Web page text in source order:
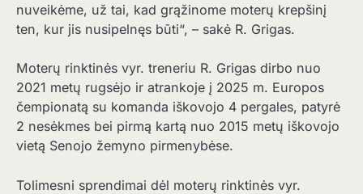
nuveikėme, už tai, kad grąžinome moterų krepšinį
ten, kur jis nusipelnęs būti“, – sakė R. Grigas.
Moterų rinktinės vyr. treneriu R. Grigas dirbo nuo
2021 metų rugsėjo ir atrankoje į 2025 m. Europos
čempionatą su komanda iškovojo 4 pergales, patyrė
2 nesėkmes bei pirmą kartą nuo 2015 metų iškovojo
vietą Senojo žemyno pirmenybėse.
Tolimesni sprendimai dėl moterų rinktinės vyr.